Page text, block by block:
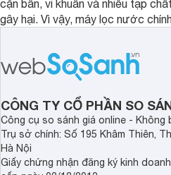
cặn bẩn, vi khuẩn và nhiều tạp chất
gây hại. Vì vậy, máy lọc nước
sức khỏe và đảm bảo nguồn nước
sạch cho cả gia đình.
CÔNG TY CỔ PHẦN SO
Công cụ so sánh giá online - Không
Trụ sở chính: Số 195 Khâm Thiên,
Hà Nội
Giấy chứng nhận đăng ký kinh